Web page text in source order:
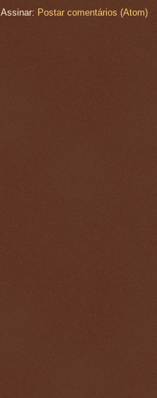
Assinar: Postar comentários (Atom)